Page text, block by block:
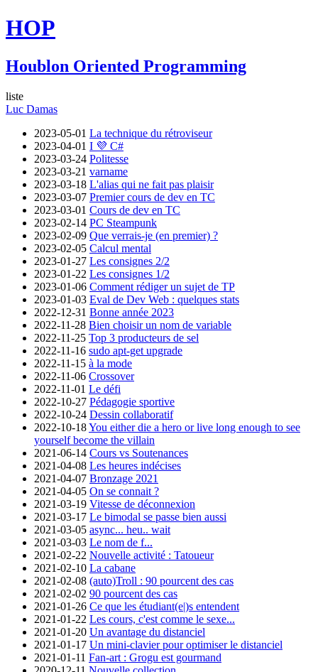
HOP
Houblon Oriented Programming
liste
Luc Damas
2023-05-01 La technique du rétroviseur
2023-04-01 I 💜 C#
2023-03-24 Politesse
2023-03-21 varname
2023-03-18 L'alias qui ne fait pas plaisir
2023-03-07 Premier cours de dev en TC
2023-03-01 Cours de dev en TC
2023-02-14 PC Steampunk
2023-02-09 Que verrais-je (en premier) ?
2023-02-05 Calcul mental
2023-01-27 Les consignes 2/2
2023-01-22 Les consignes 1/2
2023-01-06 Comment rédiger un sujet de TP
2023-01-03 Eval de Dev Web : quelques stats
2022-12-31 Bonne année 2023
2022-11-28 Bien choisir un nom de variable
2022-11-25 Top 3 producteurs de sel
2022-11-16 sudo apt-get upgrade
2022-11-15 à la mode
2022-11-06 Crossover
2022-11-01 Le défi
2022-10-27 Pédagogie sportive
2022-10-24 Dessin collaboratif
2022-10-18You either die a hero or live long enough to see
yourself become the villain
2021-06-14 Cours vs Soutenances
2021-04-08 Les heures indécises
2021-04-07 Bronzage 2021
2021-04-05 On se connait ?
2021-03-19 Vitesse de déconnexion
2021-03-17 Le bimodal se passe bien aussi
2021-03-05 async... heu.. wait
2021-03-03 Le nom de f...
2021-02-22 Nouvelle activité : Tatoueur
2021-02-10 La cabane
2021-02-08 (auto)Troll : 90 pourcent des cas
2021-02-02 90 pourcent des cas
2021-01-26 Ce que les étudiant(e|)s entendent
2021-01-22 Les cours, c'est comme le sexe...
2021-01-20 Un avantage du distanciel
2021-01-17 Un mini-clavier pour optimiser le distanciel
2021-01-11 Fan-art : Grogu est gourmand